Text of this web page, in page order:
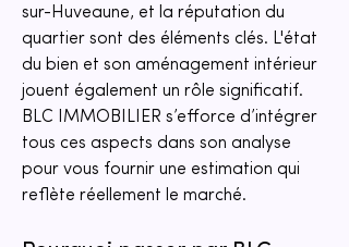
sur-Huveaune, et la réputation du
quartier sont des éléments clés. L'état
du bien et son aménagement intérieur
jouent également un rôle significatif.
BLC IMMOBILIER s’efforce d’intégrer
tous ces aspects dans son analyse
pour vous fournir une estimation qui
reflète réellement le marché.